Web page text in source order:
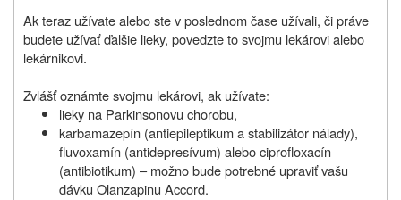
Ak teraz užívate alebo ste v poslednom čase užívali, či práve
budete užívať ďalšie lieky, povedzte to svojmu lekárovi alebo
lekárnikovi.
Zvlášť oznámte svojmu lekárovi, ak užívate:
lieky na Parkinsonovu chorobu,
karbamazepín (antiepileptikum a stabilizátor nálady),
fluvoxamín (antidepresívum) alebo ciprofloxacín
(antibiotikum) – možno bude potrebné upraviť vašu
dávku Olanzapinu Accord.